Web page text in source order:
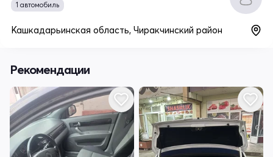
1 автомобиль
Кашкадарьинская область, Чиракчинский район
Рекомендации